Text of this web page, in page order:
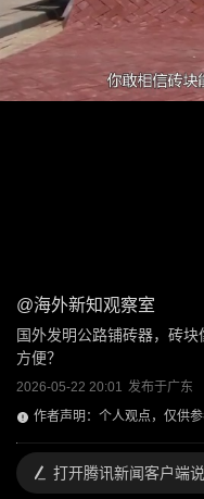
@海外新知观察室
国外发明公路铺砖器，砖
方便？
2026-05-22 20:01 发布于广东
作者声明：个人观点，仅供
打开腾讯新闻客户端